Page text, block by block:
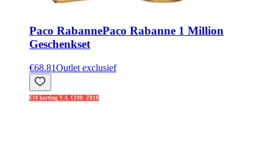
Paco RabannePaco Rabanne 1 Million
Geschenkset
€68.81Outlet exclusief
€10 korting V.A. €100: Z010